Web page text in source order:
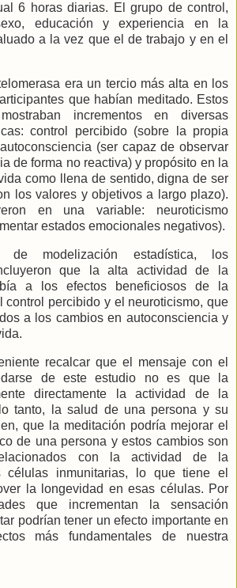
6 horas diarias. El grupo de control,
educación y experiencia en la
a la vez que el de trabajo y en el
era un tercio más alta en los
que habían meditado. Estos
incrementos en diversas
control percibido (sobre la propia
(ser capaz de observar
de forma no reactiva) y propósito en la
como llena de sentido, digna de ser
los valores y objetivos a largo plazo).
en una variable: neuroticismo
estados emocionales negativos).
de modelización estadística, los
que la alta actividad de la
a los efectos beneficiosos de la
control percibido y el neuroticismo, que
a los cambios en autoconsciencia y
recalcar que el mensaje con el
de este estudio no es que la
directamente la actividad de la
tanto, la salud de una persona y su
que la meditación podría mejorar el
de una persona y estos cambios son
con la actividad de la
células inmunitarias, lo que tiene el
la longevidad en esas células. Por
que incrementan la sensación
podrían tener un efecto importante en
más fundamentales de nuestra